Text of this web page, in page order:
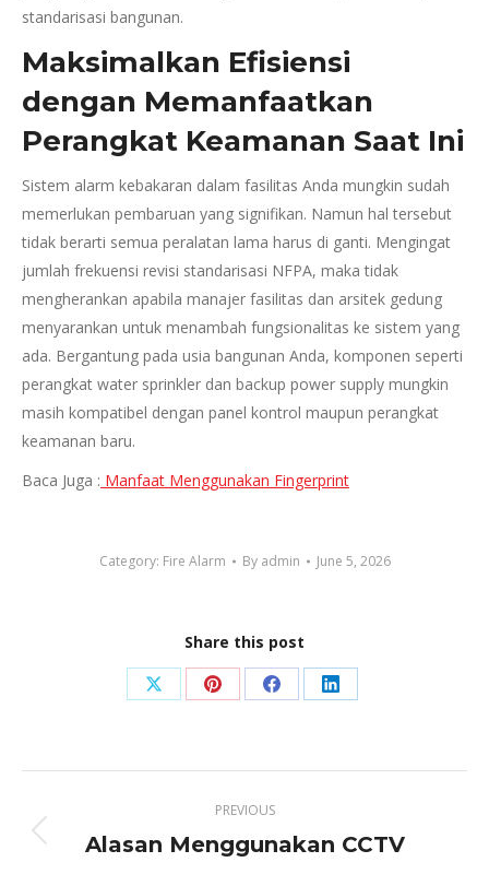
standarisasi bangunan.
Maksimalkan Efisiensi
dengan Memanfaatkan
Perangkat Keamanan Saat Ini
Sistem alarm kebakaran dalam fasilitas Anda mungkin sudah
memerlukan pembaruan yang signifikan. Namun hal tersebut
tidak berarti semua peralatan lama harus di ganti. Mengingat
jumlah frekuensi revisi standarisasi NFPA, maka tidak
mengherankan apabila manajer fasilitas dan arsitek gedung
menyarankan untuk menambah fungsionalitas ke sistem yang
ada. Bergantung pada usia bangunan Anda, komponen seperti
perangkat water sprinkler dan backup power supply mungkin
masih kompatibel dengan panel kontrol maupun perangkat
keamanan baru.
Baca Juga : Manfaat Menggunakan Fingerprint
Category: Fire Alarm By admin June 5, 2026
Share this post
Share
X
Share
Pinterest
Share
Facebook
Share
LinkedIn
navigation
PREVIOUS
Previous
Alasan Menggunakan CCTV